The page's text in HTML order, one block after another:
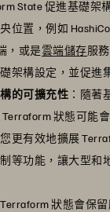
State 促進基礎架
位置，例如
，或是雲端儲存服
架構設定，並促進
的可擴充性 ：隨著
狀態可能
更有效地擴展
等功能，讓大型和
Terraform 狀態會保